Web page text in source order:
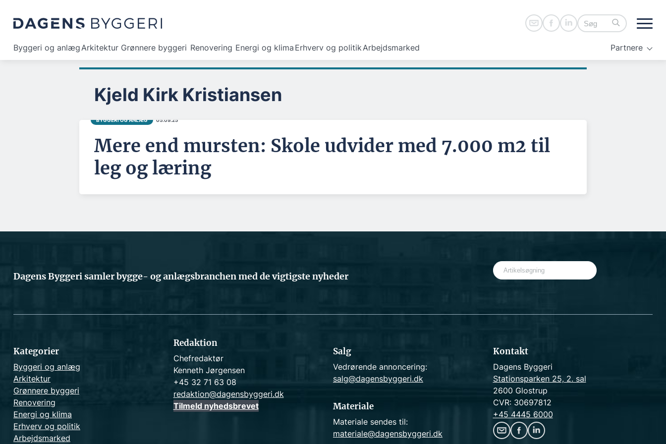
Byggeri og anlægArkitektur Grønnere byggeri Renovering Energi og klima Erhverv og politikArbejdsmarked Partnere
Kjeld Kirk Kristiansen
BYGGERI OG ANLÆG 05.09.25
Mere end mursten: Skole udvider med 7.000 m2 til
leg og læring
Dagens Byggeri samler bygge- og anlægsbranchen med de vigtigste nyheder
S
e
c
Kategorier
Byggeri og anlæg
Arkitektur
Grønnere byggeri
Renovering
Energi og klima
Erhverv og politik
Arbejdsmarked
Redaktion
Chefredaktør
Kenneth Jørgensen
+45 32 71 63 08
redaktion@dagensbyggeri.dk
Tilmeld nyhedsbrevet
Salg
Vedrørende annoncering:
salg@dagensbyggeri.dk
Materiale
Materiale sendes til:
materiale@dagensbyggeri.dk
Kontakt
Dagens Byggeri
Stationsparken 25, 2. sal
2600 Glostrup
CVR: 30697812
+45 4445 6000